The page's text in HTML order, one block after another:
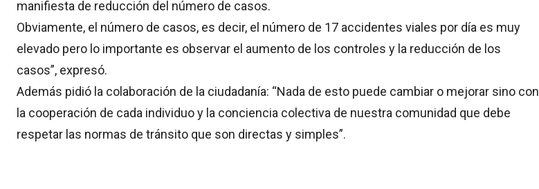
manifiesta de reducción del número de casos.
Obviamente, el número de casos, es decir, el número de 17 accidentes viales por día es muy
elevado pero lo importante es observar el aumento de los controles y la reducción de los
casos”, expresó.
Además pidió la colaboración de la ciudadanía: “Nada de esto puede cambiar o mejorar sino con
la cooperación de cada individuo y la conciencia colectiva de nuestra comunidad que debe
respetar las normas de tránsito que son directas y simples”.